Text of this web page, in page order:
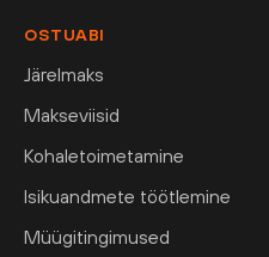
OSTUABI
Järelmaks
Makseviisid
Kohaletoimetamine
Isikuandmete töötlemine
Müügitingimused